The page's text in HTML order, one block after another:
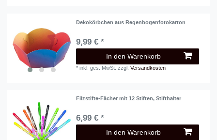
Dekokörbchen aus Regenbogenfotokarton
9,99 € *
In den Warenkorb
*inkl. ges. MwSt. zzgl.Versandkosten
Filzstifte-Fächer mit 12 Stiften, Stifthalter
6,99 € *
In den Warenkorb